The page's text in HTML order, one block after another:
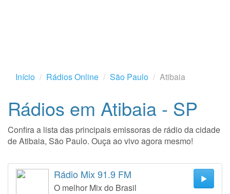
Início Rádios Online São Paulo Atibaia
Rádios em Atibaia - SP
Confira a lista das principais emissoras de rádio da cidade
de Atibaia, São Paulo. Ouça ao vivo agora mesmo!
Rádio Mix 91.9 FM
O melhor Mix do Brasil